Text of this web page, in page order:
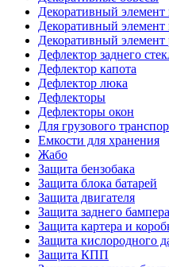
Декоративный элемент
Декоративный
Декоративный элемент
Дефлектор заднего
Дефлектор капота
Дефлектор люка
Дефлекторы
Дефлекторы окон
Для грузового
Емкости для хранения
Жабо
Защита бензобака
Защита блока батарей
Защита двигателя
Защита заднего бампера
Защита картера и
Защита кислородного
Защита КПП